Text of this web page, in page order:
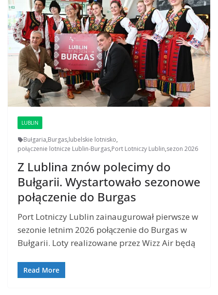
LUBLIN
Bułgaria,Burgas,lubelskie lotnisko,
połączenie lotnicze Lublin-Burgas,Port Lotniczy Lublin,sezon 2026
Z Lublina znów polecimy do
Bułgarii. Wystartowało sezonowe
połączenie do Burgas
Port Lotniczy Lublin zainaugurował pierwsze w
sezonie letnim 2026 połączenie do Burgas w
Bułgarii. Loty realizowane przez Wizz Air będą
Read More